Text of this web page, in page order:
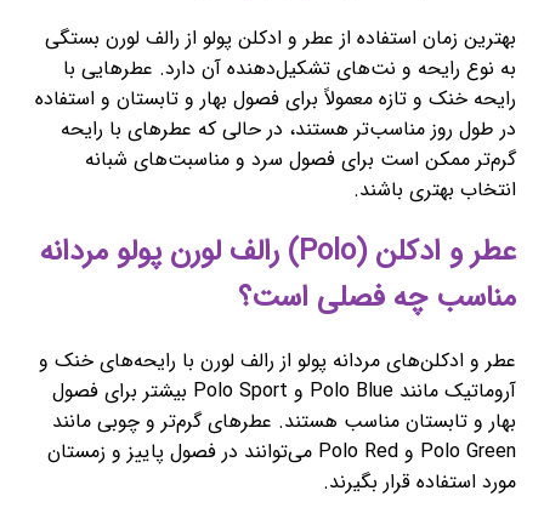
بهترین زمان استفاده از عطر و ادکلن پولو از رالف لورن بستگی
به نوع رایحه و نت‌های تشکیل‌دهنده آن دارد. عطرهایی با
رایحه خنک و تازه معمولاً برای فصول بهار و تابستان و استفاده
در طول روز مناسب‌تر هستند، در حالی که عطرهای با رایحه
گرم‌تر ممکن است برای فصول سرد و مناسبت‌های شبانه
انتخاب بهتری باشند.
عطر و ادکلن (Polo) رالف لورن پولو مردانه
مناسب چه فصلی است؟
عطر و ادکلن‌های مردانه پولو از رالف لورن با رایحه‌های خنک و
آروماتیک مانند Polo Blue و Polo Sport بیشتر برای فصول
بهار و تابستان مناسب هستند. عطرهای گرم‌تر و چوبی مانند
Polo Green و Polo Red می‌توانند در فصول پاییز و زمستان
مورد استفاده قرار بگیرند.